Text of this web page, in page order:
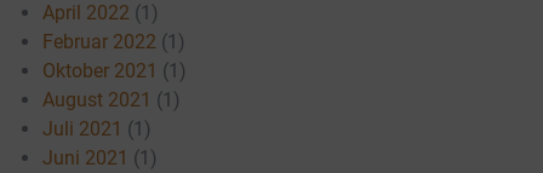
April 2022 (1)
Februar 2022 (1)
Oktober 2021 (1)
August 2021 (1)
Juli 2021 (1)
Juni 2021 (1)